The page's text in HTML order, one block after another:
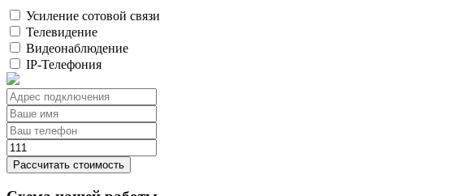
Усиление сотовой связи
Телевидение
Видеонаблюдение
IP-Телефония
Рассчитать стоимость